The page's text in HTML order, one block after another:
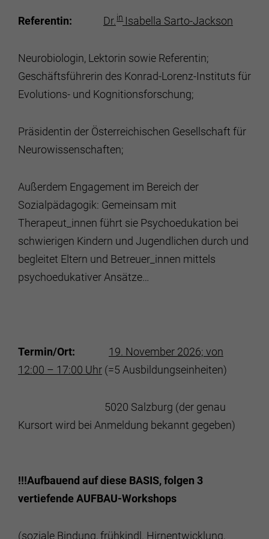
Referentin: Dr. inIsabella Sarto-Jackson
Neurobiologin, Lektorin sowie Referentin;
Geschäftsführerin des Konrad-Lorenz-Instituts für
Evolutions- und Kognitionsforschung;
Präsidentin der Österreichischen Gesellschaft für
Neurowissenschaften;
Außerdem Engagement im Bereich der
Sozialpädagogik: Gemeinsam mit
Therapeut_innen führt sie Psychoedukation bei
schwierigen Kindern und Jugendlichen durch und
begleitet Eltern und Betreuer_innen mittels
psychoedukativer Ansätze…
Termin/Ort:
19. November 2026; von
12:00 – 17:00 Uhr (=5 Ausbildungseinheiten)
5020 Salzburg (der genau
Kursort wird bei Anmeldung bekannt gegeben)
!!!Aufbauend auf diese BASIS, folgen 3
vertiefende AUFBAU-Workshops
(soziale Bindung, frühkindl. Hirnentwicklung,